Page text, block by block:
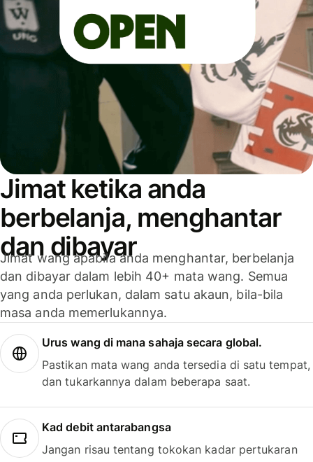
Jimat ketika anda
berbelanja, menghantar
dan dibayar
Jimat wang apabila anda menghantar, berbelanja
dan dibayar dalam lebih 40+ mata wang. Semua
yang anda perlukan, dalam satu akaun, bila-bila
masa anda memerlukannya.
Urus wang di mana sahaja secara global.
Pastikan mata wang anda tersedia di satu tempat,
dan tukarkannya dalam beberapa saat.
Kad debit antarabangsa
Jangan risau tentang tokokan kadar pertukaran